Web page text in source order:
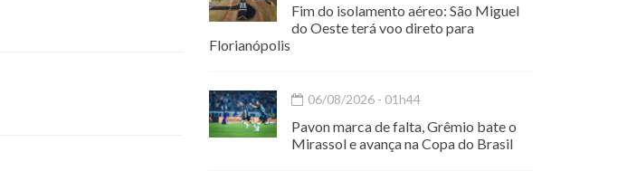
Fim do isolamento aéreo: São Miguel
do Oeste terá voo direto para
Florianópolis
06/08/2026 - 01h44
Pavon marca de falta, Grêmio bate o
Mirassol e avança na Copa do Brasil